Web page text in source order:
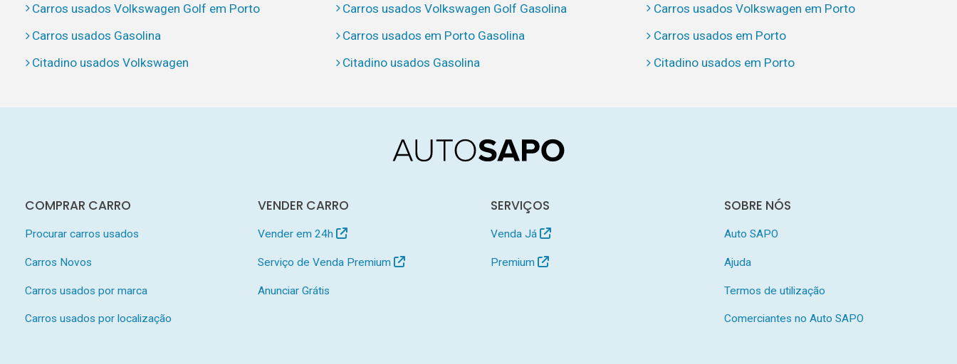
Carros usados Volkswagen Golf em Porto
Carros usados Volkswagen Golf Gasolina
Carros usados Volkswagen em Porto
Carros usados Gasolina
Carros usados em Porto Gasolina
Carros usados em Porto
Citadino usados Volkswagen
Citadino usados Gasolina Citadino usados em Porto
COMPRAR CARRO
Procurar carros usados
Carros Novos
Carros usados por marca
Carros usados por localização
VENDER CARRO
Vender em 24h
Serviço de Venda Premium
Anunciar Grátis
SERVIÇOS
Venda Já
Premium
SOBRE NÓS
Auto SAPO
Ajuda
Termos de utilização
Comerciantes no Auto SAPO